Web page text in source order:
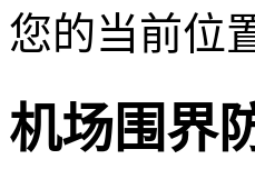
您的当前位
机场围界